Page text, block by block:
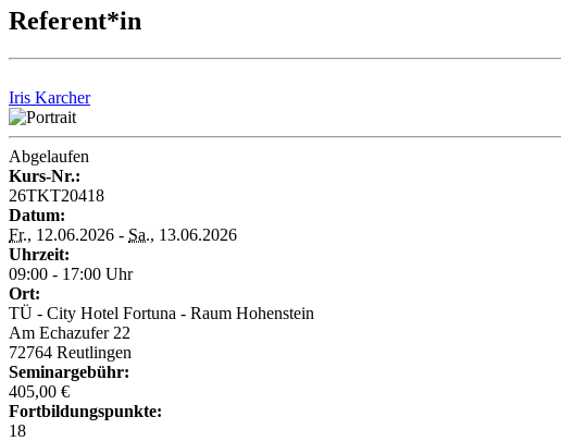
Referent*in
Iris Karcher
Abgelaufen
Kurs-Nr.:
26TKT20418
Datum:
Fr., 12.06.2026 - Sa., 13.06.2026
Uhrzeit:
09:00 - 17:00 Uhr
Ort:
TÜ - City Hotel Fortuna - Raum Hohenstein
Am Echazufer 22
72764 Reutlingen
Seminargebühr:
405,00 €
Fortbildungspunkte:
18